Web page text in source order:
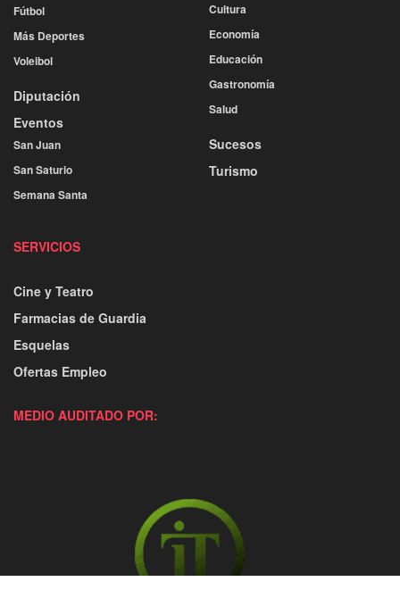
Fútbol
Más Deportes
Voleibol
Diputación
Eventos
San Juan
San Saturio
Semana Santa
Cultura
Economía
Educación
Gastronomía
Salud
Sucesos
Turismo
SERVICIOS
Cine y Teatro
Farmacias de Guardia
Esquelas
Ofertas Empleo
MEDIO AUDITADO POR: